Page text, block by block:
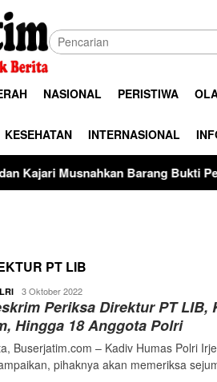
NASIONAL PERISTIWA
KESEHATAN INTERNASIONAL
Bukti Perkara Pidana Umum
PT LIB
buserjatim
3 Oktober 2022
Periksa Direktur PT LIB,
Hingga 18 Anggota Polri
Buserjatim.com – Kadiv Humas Polri
pihaknya akan memeriksa